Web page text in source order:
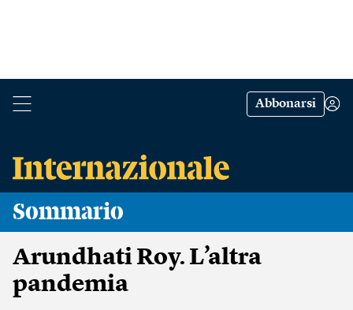
Abbonarsi
Sommario
Arundhati Roy. L’altra
pandemia